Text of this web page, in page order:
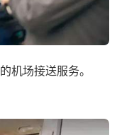
机场接送服务。